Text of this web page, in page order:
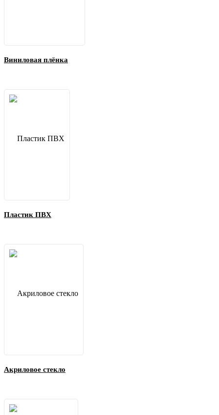
Виниловая плёнка
Пластик ПВХ
Акриловое стекло